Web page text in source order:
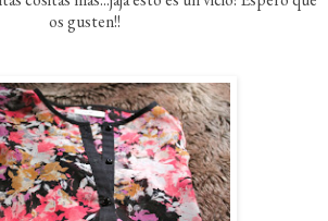
os gusten!!